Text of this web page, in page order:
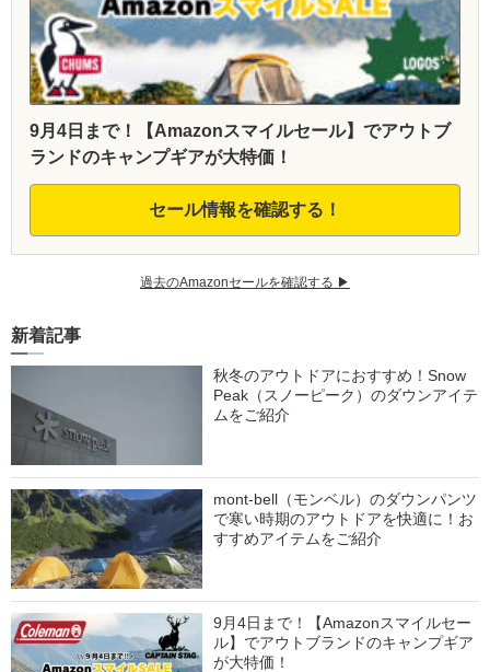
9月4日まで！【Amazonスマイルセール】でアウトブ
ランドのキャンプギアが大特価！
セール情報を確認する！
過去のAmazonセールを確認する ▶︎
新着記事
秋冬のアウトドアにおすすめ！Snow
Peak（スノーピーク）のダウンアイテ
ムをご紹介
mont-bell（モンベル）のダウンパンツ
で寒い時期のアウトドアを快適に！お
すすめアイテムをご紹介
9月4日まで！【Amazonスマイルセー
ル】でアウトブランドのキャンプギア
が大特価！